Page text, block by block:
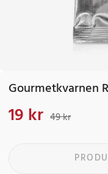
Gourmetkvarnen
Nuvarande pris
19 kr 49 kr